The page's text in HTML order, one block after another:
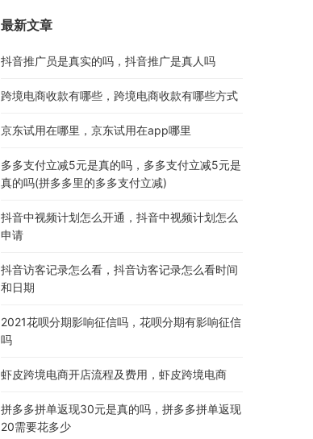
最新文章
抖音推广员是真实的吗，抖音推广是真人吗
跨境电商收款有哪些，跨境电商收款有哪些方式
京东试用在哪里，京东试用在app哪里
多多支付立减5元是真的吗，多多支付立减5元是
真的吗(拼多多里的多多支付立减)
抖音中视频计划怎么开通，抖音中视频计划怎么
申请
抖音访客记录怎么看，抖音访客记录怎么看时间
和日期
2021花呗分期影响征信吗，花呗分期有影响征信
吗
虾皮跨境电商开店流程及费用，虾皮跨境电商
拼多多拼单返现30元是真的吗，拼多多拼单返现
20需要花多少